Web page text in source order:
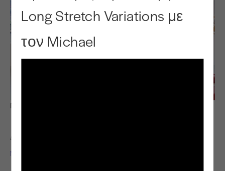
Long Stretch Variations με
τον Michael
Παρατηρήστε & μάθετε
ΔΆΣΚΑΛΟΣ
Michael Johnson